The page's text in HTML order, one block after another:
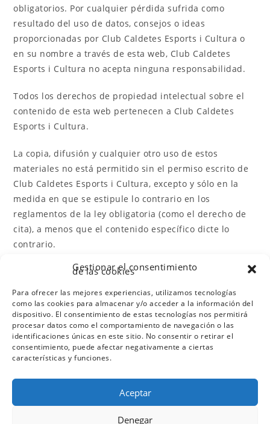
Gestionar el consentimiento
de las cookies
Para ofrecer las mejores experiencias, utilizamos tecnologías
como las cookies para almacenar y/o acceder a la información del
dispositivo. El consentimiento de estas tecnologías nos permitirá
procesar datos como el comportamiento de navegación o las
identificaciones únicas en este sitio. No consentir o retirar el
consentimiento, puede afectar negativamente a ciertas
características y funciones.
Aceptar
Denegar
obligatorios. Por cualquier pérdida sufrida como
resultado del uso de datos, consejos o ideas
proporcionadas por Club Caldetes Esports i Cultura o
en su nombre a través de esta web, Club Caldetes
Esports i Cultura no acepta ninguna responsabilidad.
Todos los derechos de propiedad intelectual sobre el
contenido de esta web pertenecen a Club Caldetes
Esports i Cultura.
La copia, difusión y cualquier otro uso de estos
materiales no está permitido sin el permiso escrito de
Club Caldetes Esports i Cultura, excepto y sólo en la
medida en que se estipule lo contrario en los
reglamentos de la ley obligatoria (como el derecho de
cita), a menos que el contenido específico dicte lo
contrario.
Si tiene alguna pregunta o problema con la
contacto con nosotros.
Descargo de responsabilidad